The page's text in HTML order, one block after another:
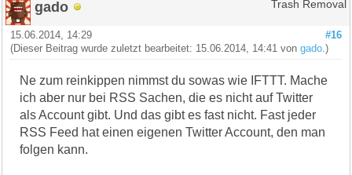
gado Trash Removal
#16
15.06.2014, 14:29
(Dieser Beitrag wurde zuletzt bearbeitet: 15.06.2014, 14:41 vongado .)
Ne zum reinkippen nimmst du sowas wie IFTTT. Mache
ich aber nur bei RSS Sachen, die es nicht auf Twitter
als Account gibt. Und das gibt es fast nicht. Fast jeder
RSS Feed hat einen eigenen Twitter Account, den man
folgen kann.